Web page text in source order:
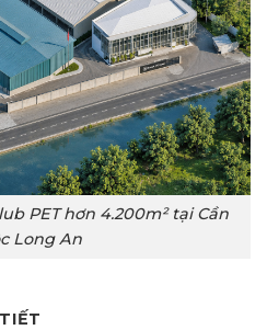
PET hơn 4.200m² tại Cần
Long An